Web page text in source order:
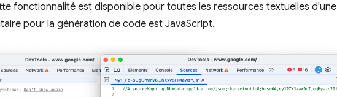
fonctionnalité est disponible pour toutes les ressources textuelles d'une
pour la génération de code est JavaScript.